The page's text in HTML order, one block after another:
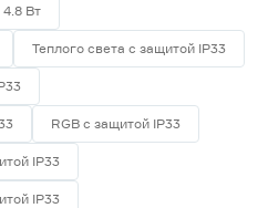
Вт
Теплого света с защитой IP33
RGB с защитой IP33
IP33
IP33